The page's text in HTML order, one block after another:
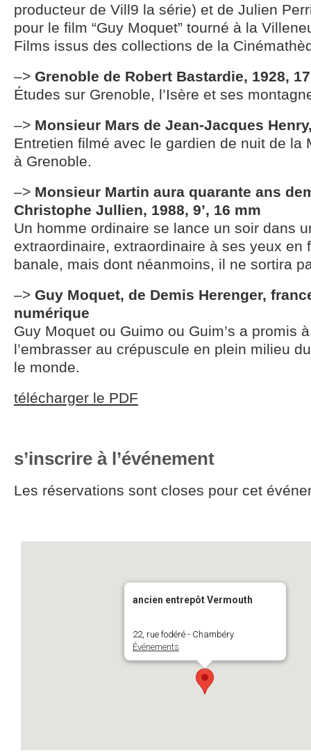
producteur de Vill9 la série) et de Julien
pour le film “Guy Moquet” tourné à la
Films issus des collections de la
–> Grenoble de Robert Bastardie, 1928,
Études sur Grenoble, l’Isère et ses
–> Monsieur Mars de Jean-Jacques
Entretien filmé avec le gardien de nuit de la
à Grenoble.
–> Monsieur Martin aura quarante ans
Christophe Jullien, 1988, 9’, 16 mm
Un homme ordinaire se lance un soir dans
extraordinaire, extraordinaire à ses yeux en
banale, mais dont néanmoins, il ne sortira
–> Guy Moquet, de Demis Herenger,
numérique
Guy Moquet ou Guimo ou Guim’s a promis
l’embrasser au crépuscule en plein milieu
le monde.
télécharger le PDF
s’inscrire à l’événement
Les réservations sont closes pour cet
ancien entrepôt Vermouth
22, rue fodéré - Chambéry
Événements